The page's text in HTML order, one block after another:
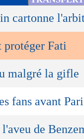
cartonne
protéger Fati
malgré la gifle
fans avant
de